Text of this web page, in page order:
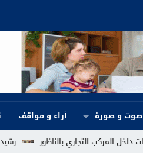
صوت و صورة أراء و مواقف
رشيدة طلال ووليد الرحماني